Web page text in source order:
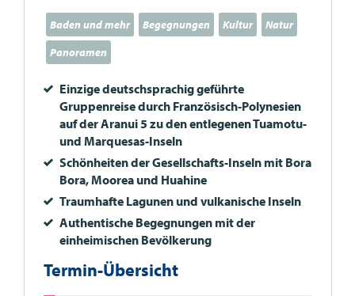
Baden und mehr Begegnungen Kultur
Natur
Panoramen
Einzige deutschsprachig geführte
Gruppenreise durch Französisch-Polynesien
auf der Aranui 5 zu den entlegenen Tuamotu-
und Marquesas-Inseln
Schönheiten der Gesellschafts-Inseln mit Bora
Bora, Moorea und Huahine
Traumhafte Lagunen und vulkanische Inseln
Authentische Begegnungen mit der
einheimischen Bevölkerung
Termin-Übersicht